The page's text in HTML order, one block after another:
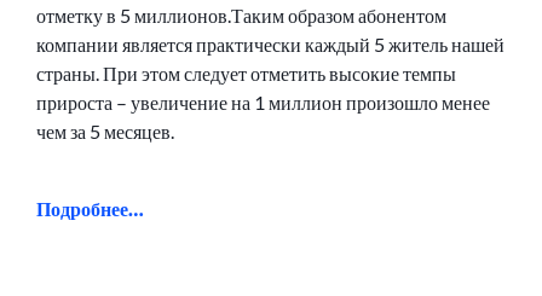
отметку в 5 миллионов.Таким образом абонентом
компании является практически каждый 5 житель нашей
страны. При этом следует отметить высокие темпы
прироста – увеличение на 1 миллион произошло менее
чем за 5 месяцев.
Подробнее…